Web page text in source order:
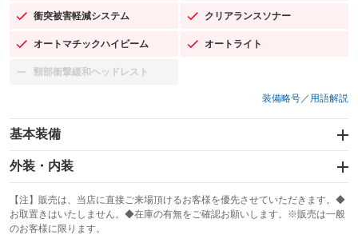
衝突被害軽減システム
：装備あり クリアランスソナー
：装備あり
オートマチックハイビーム
：装備あり オートライト
：装備あり
頸部衝撃緩和ヘッドレスト
：装備なし
装備略号／用語解説
基本装備
エアバッグ：運転席/助手席/サイド
：装備あり
：装備あり
サンルーフ
：装備なし ABS
外装・内装
カーナビ：メモリーナビ他
：装備あり
TV：ワンセグ
：装備あり
【注】販売は、当店に直接ご来場頂けるお客様を優先させていただきます。◆
お取置きはいたしません。◆在庫の有無をご確認お願いします。※販売は一般
のお客様に限ります。